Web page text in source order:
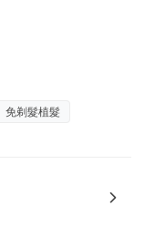
免剃髮植髮